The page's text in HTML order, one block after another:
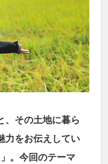
、その土地に暮ら
力をお伝えしてい
。今回のテーマ